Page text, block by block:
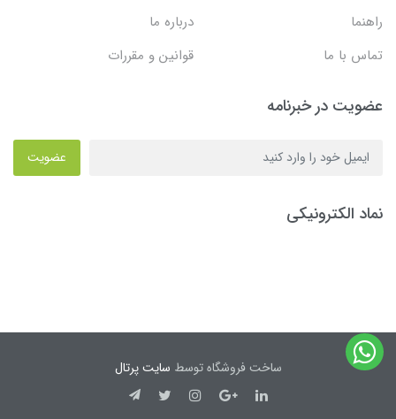
راهنما
درباره ما
تماس با ما
قوانین و مقررات
عضویت در خبرنامه
عضویت
نماد الکترونیکی
ساخت فروشگاه توسط سایت پرتال